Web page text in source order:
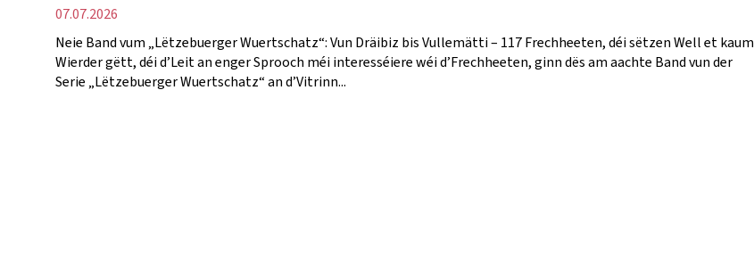
Verëffentlechungsdatum
07.07.2026
Neie Band vum „Lëtzebuerger Wuertschatz“: Vun Dräibiz bis Vullemätti – 117 Frechheeten, déi sëtzen Well et kaum
Wierder gëtt, déi d’Leit an enger Sprooch méi interesséiere wéi d’Frechheeten, ginn dës am aachte Band vun der
Serie „Lëtzebuerger Wuertschatz“ an d’Vitrinn...